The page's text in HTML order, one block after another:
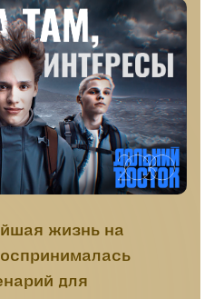
жизнь на
для